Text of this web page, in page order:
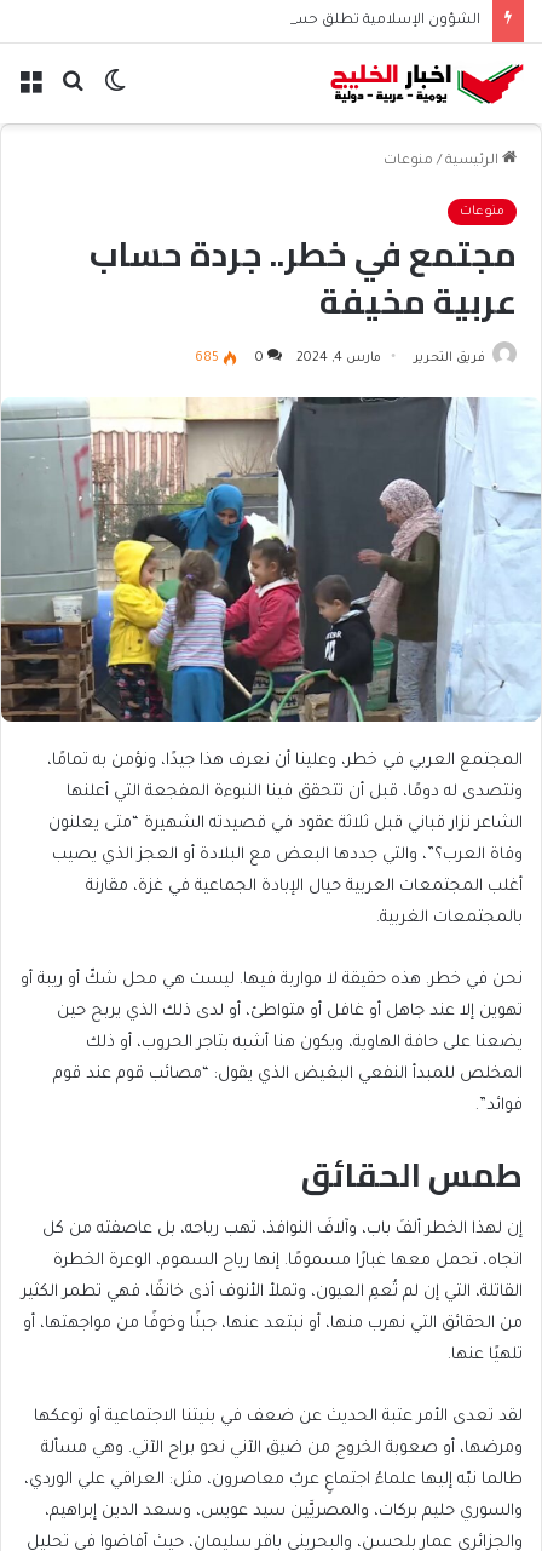
بحث الوضع
الرئيسية / منوعات
منوعات
مجتمع في خطر.. جردة حساب
عربية مخيفة
فريق التحرير مارس 4, 2024 0
685
المجتمع العربي في خطر، وعلينا أن نعرف هذا جيدًا، ونؤمن به تمامًا،
ونتصدى له دومًا، قبل أن تتحقق فينا النبوءة المفجعة التي أعلنها
الشاعر نزار قباني قبل ثلاثة عقود في قصيدته الشهيرة “متى يعلنون
وفاة العرب؟”، والتي جددها البعض مع البلادة أو العجز الذي يصيب
أغلب المجتمعات العربية حيال الإبادة الجماعية في غزة، مقارنة
بالمجتمعات الغربية.
نحن في خطر. هذه حقيقة لا مواربة فيها. ليست هي محل شكّ أو ريبة أو
تهوين إلا عند جاهل أو غافل أو متواطئ، أو لدى ذلك الذي يربح حين
يضعنا على حافة الهاوية، ويكون هنا أشبه بتاجر الحروب، أو ذلك
المخلص للمبدأ النفعي البغيض الذي يقول: “مصائب قوم عند قوم
فوائد”.
طمس الحقائق
إن لهذا الخطر ألفَ باب، وآلافَ النوافذ، تهب رياحه، بل عاصفته من كل
اتجاه، تحمل معها غبارًا مسمومًا. إنها رياح السموم، الوعرة الخطرة
القاتلة، التي إن لم تُعمِ العيون، وتملأ الأنوف أذى خانقًا، فهي تطمر الكثير
من الحقائق التي نهرب منها، أو نبتعد عنها، جبنًا وخوفًا من مواجهتها، أو
تلهيًا عنها.
لقد تعدى الأمر عتبة الحديث عن ضعف في بنيتنا الاجتماعية أو توعكها
ومرضها، أو صعوبة الخروج من ضيق الآني نحو براح الآتي. وهي مسألة
طالما نبّه إليها علماءُ اجتماعٍ عربٌ معاصرون، مثل: العراقي علي الوردي،
والسوري حليم بركات، والمصريَّين سيد عويس، وسعد الدين إبراهيم،
والجزائري عمار بلحسن، والبحريني باقر سليمان، حيث أفاضوا في تحليل